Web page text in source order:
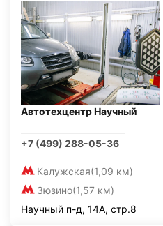
Автотехцентр Научный
+7 (499) 288-05-36
Калужская(1,09 км)
Зюзино(1,57 км)
Научный п-д, 14А, стр.8